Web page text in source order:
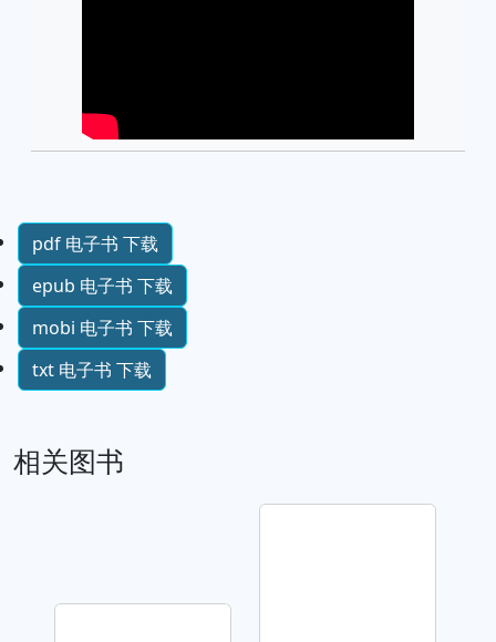
pdf 电子书 下载
epub 电子书 下载
mobi 电子书 下载
txt 电子书 下载
相关图书